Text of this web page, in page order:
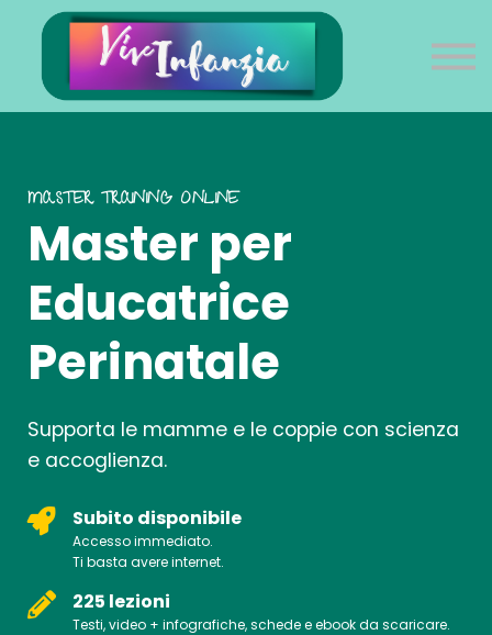
Sei professionista?
Sei genitore?
Login
MASTER TRAINING ONLINE
Master per
Educatrice
Perinatale
Supporta le mamme e le coppie con scienza
e accoglienza.
Subito disponibile
Accesso immediato.
Ti basta avere internet.
225 lezioni
Testi, video + infografiche, schede e ebook da scaricare.